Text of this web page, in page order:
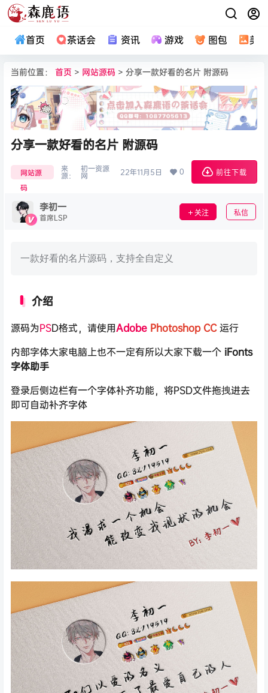
首页 茶话会 资讯 游戏 图包 美
当前位置： 首页 > 网站源码 > 分享一款好看的名片 附源码
分享一款好看的名片 附源码
网站源
码
来
源：
初一资源
网 22年11月5日 0 前往下载
李初一
首席LSP 关注 私信
一款好看的名片源码，支持全自定义
介绍
源码为PSD格式，请使用Adobe Photoshop CC运行
内部字体大家电脑上也不一定有所以大家下载一个 iFonts
字体助手
登录后侧边栏有一个字体补齐功能，将PSD文件拖拽进去
即可自动补齐字体